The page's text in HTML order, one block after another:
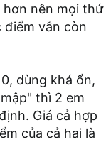
hơn nên mọi thứ
điểm vẫn còn
dùng khá ổn,
thì 2 em
Giá cả hợp
của cả hai là